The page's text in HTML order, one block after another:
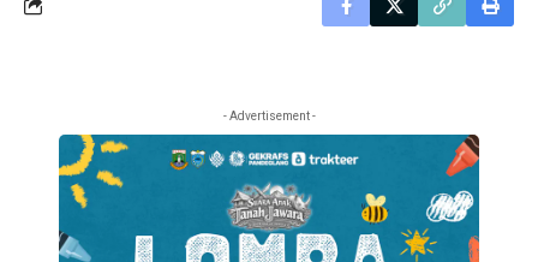
- Advertisement -